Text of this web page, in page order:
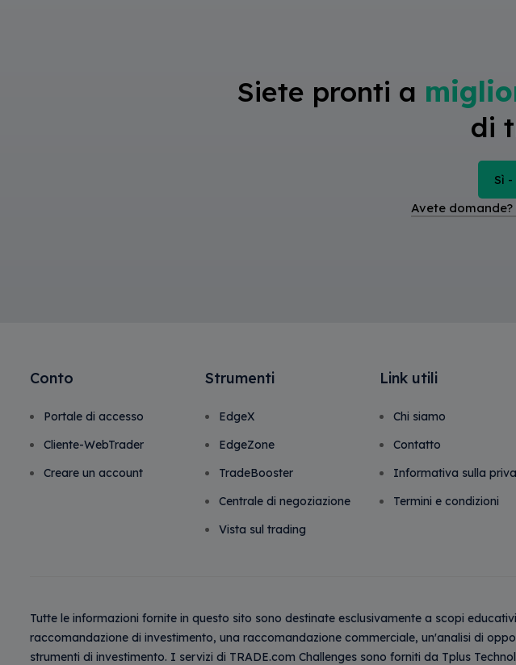
Siete pronti a
di
Sì
Avete
Conto
Portale di accesso
Cliente-WebTrader
Creare un account
Strumenti
EdgeX
EdgeZone
TradeBooster
Centrale di negoziazione
Vista sul trading
Link utili
Chi siamo
Contatto
Informativa sulla
Termini e condizioni
Tutte le informazioni fornite in questo sito sono destinate esclusivamente a scopi
raccomandazione di investimento, una raccomandazione commerciale, un'analisi di
strumenti di investimento. I servizi di TRADE.com Challenges sono forniti da Tplus